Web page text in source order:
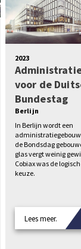
2023
voor de
Bundestag
Berlijn
In Berlijn wordt een
de Bondsdag
glas vergt weinig
Cobiax was de
keuze.
Lees meer.